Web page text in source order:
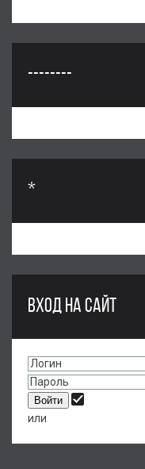
--------
*
ВХОД НА САЙТ
или